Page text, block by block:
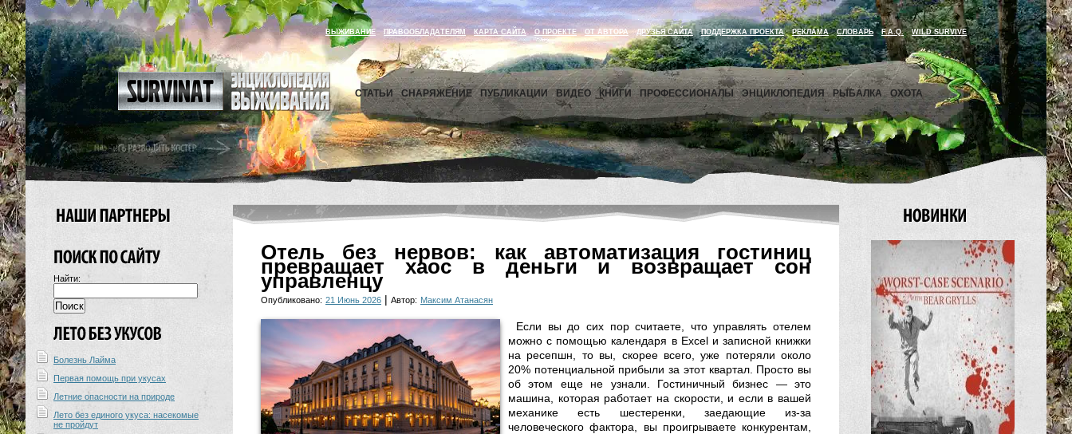
ВЫЖИВАНИЕ ПРАВООБЛАДАТЕЛЯМ КАРТА САЙТА О ПРОЕКТЕ ОТ АВТОРА ДРУЗЬЯ САЙТА ПОДДЕРЖКА ПРОЕКТА РЕКЛАМА СЛОВАРЬ F.A.Q. WILD SURVIVE
СТАТЬИ СНАРЯЖЕНИЕ ПУБЛИКАЦИИ ВИДЕО КНИГИ ПРОФЕССИОНАЛЫ ЭНЦИКЛОПЕДИЯ РЫБАЛКА ОХОТА
Найти:
Болезнь Лайма
Первая помощь при укусах
Летние опасности на природе
Лето без единого укуса: насекомые
не пройдут
Отель без нервов: как автоматизация гостиниц
превращает хаос в деньги и возвращает сон
управленцу
Опубликовано: 21 Июнь 2026 | Автор: Максим Атанасян
Если вы до сих пор считаете, что управлять отелем
можно с помощью календаря в Excel и записной книжки
на ресепшн, то вы, скорее всего, уже потеряли около
20% потенциальной прибыли за этот квартал. Просто вы
об этом еще не узнали. Гостиничный бизнес — это
машина, которая работает на скорости, и если в вашей
механике есть шестеренки, заедающие из-за
человеческого фактора, вы проигрываете конкурентам,